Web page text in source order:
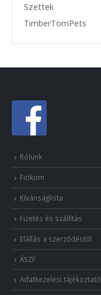
Szettek
TimberTomPets
Rólunk
Fiókom
Kívánságlista
Fizetés és szállítás
Elállás a szerződéstől
ÁSZF
Adatkezelési tájékoztató